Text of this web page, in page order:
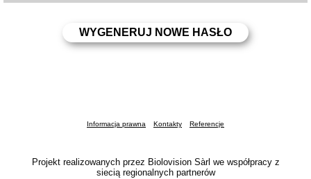
Informacja prawna Kontakty Referencje
Projekt realizowanych przez Biolovision Sàrl we współpracy z
siecią regionalnych partnerów